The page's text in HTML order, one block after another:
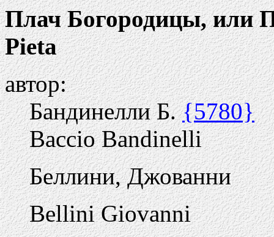
Плач Богородицы, или
Pieta
автор:
Бандинелли Б.{5780}
Baccio Bandinelli
Беллини, Джованни
Bellini Giovanni